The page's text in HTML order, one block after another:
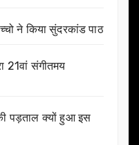
ने किया सुंदरकांड पाठ
21वां संगीतमय
पड़ताल क्यों हुआ इस